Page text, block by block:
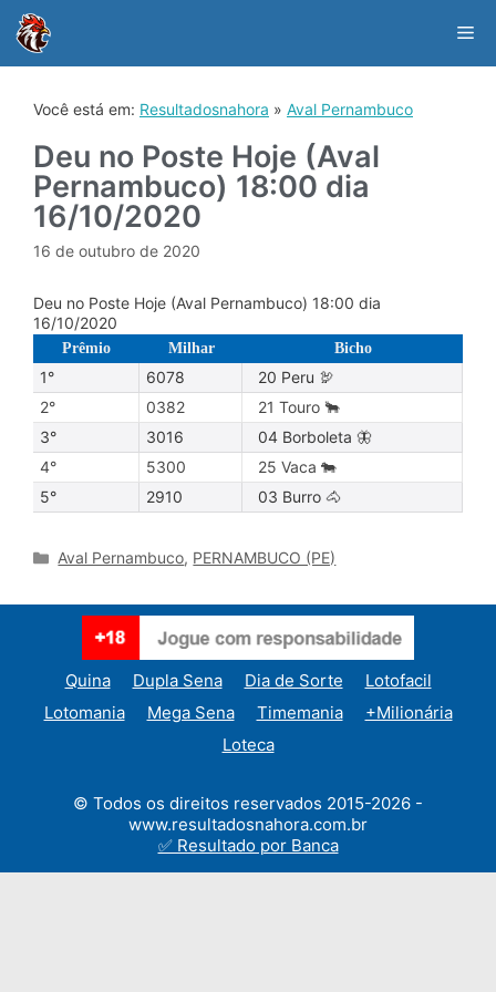
content
Você está em: Resultadosnahora » Aval Pernambuco
Deu no Poste Hoje (Aval
Pernambuco) 18:00 dia
16/10/2020
16 de outubro de 2020
Deu no Poste Hoje (Aval Pernambuco) 18:00 dia
16/10/2020
Prêmio Milhar Bicho
1° 6078
20 Peru 🦃
2°
0382
21 Touro 🐂
3°
3016
04 Borboleta 🦋
4°
5300
25 Vaca 🐄
5°
2910 03 Burro 🐴
Categories
Aval Pernambuco, PERNAMBUCO (PE)
Quina Dupla Sena Dia de Sorte
Lotofacil
Lotomania
Mega Sena Timemania
+Milionária
Loteca
© Todos os direitos reservados 2015-2026 -
www.resultadosnahora.com.br
✅ Resultado por Banca